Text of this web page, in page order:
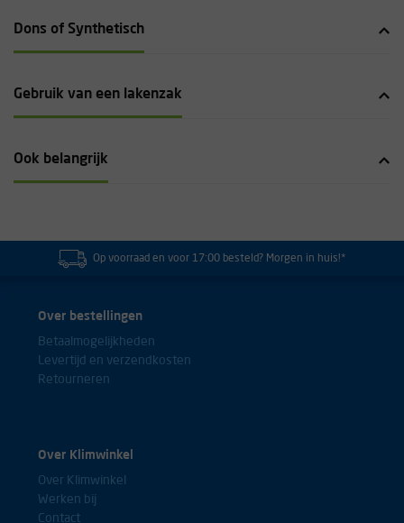
Dons of Synthetisch
Gebruik van een lakenzak
Ook belangrijk
Op voorraad en voor 17:00 besteld? Morgen in huis!*
Over bestellingen
Betaalmogelijkheden
Levertijd en verzendkosten
Retourneren
Over Klimwinkel
Over Klimwinkel
Werken bij
Contact